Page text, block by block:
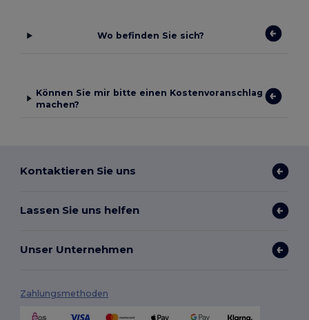
Wo befinden Sie sich?
Können Sie mir bitte einen Kostenvoranschlag
machen?
Kontaktieren Sie uns
Lassen Sie uns helfen
Unser Unternehmen
Zahlungsmethoden